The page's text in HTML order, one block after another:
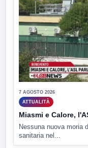
7 AGOSTO 2026
ATTUALITÀ
Miasmi e Calore,
Nessuna nuova moria
sanitaria nel...